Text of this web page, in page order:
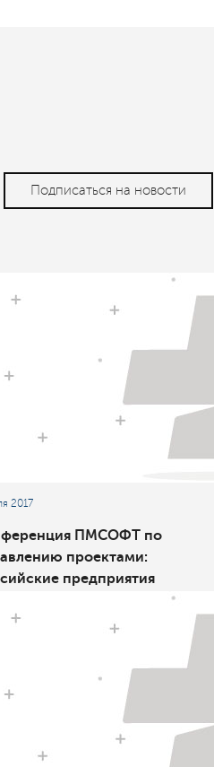
Подписаться на новости
2017
ПМСОФТ по
проектами:
предприятия